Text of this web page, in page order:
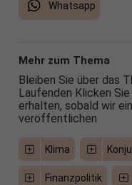
Whatsapp
Mehr zum Thema
Bleiben Sie über das
Laufenden Klicken
erhalten, sobald wir
veröffentlichen
Klima
Finanzpolitik